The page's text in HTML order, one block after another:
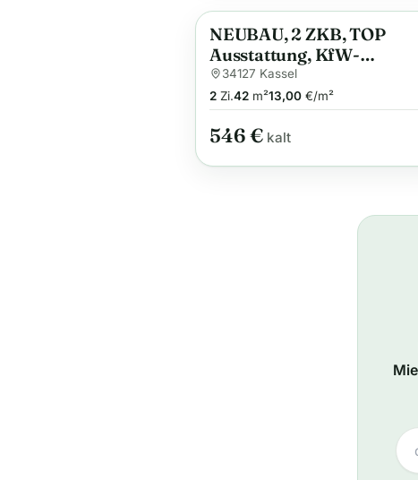
Anzeige
NEUBAU, 2 ZKB, TOP
Ausstattung, KfW-
Effizienzhaus 40 Plus,
Uni und Klinikum
34127 Kassel
2 Zi.42 m²13,00 €/m²
546 € kalt